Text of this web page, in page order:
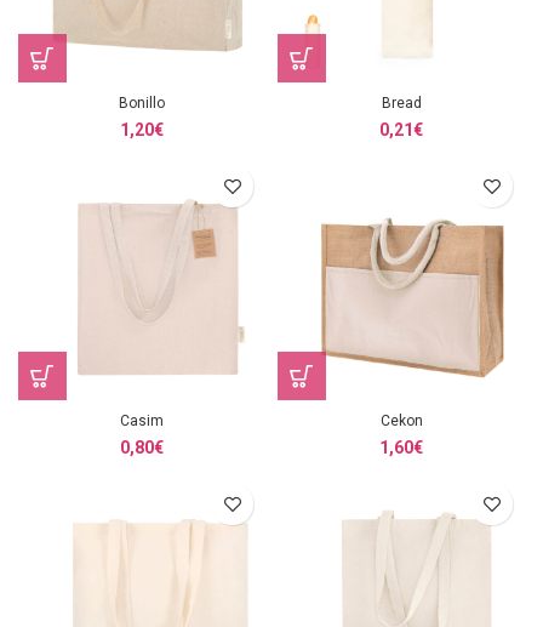
Bonillo
1,20€
Bread
0,21€
Casim
0,80€
Cekon
1,60€